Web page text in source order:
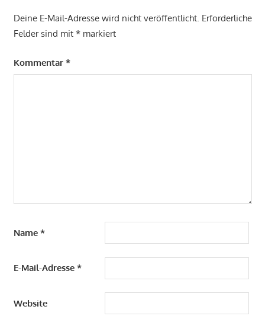
Deine E-Mail-Adresse wird nicht veröffentlicht. Erforderliche
Felder sind mit *markiert
Kommentar *
Name *
E-Mail-Adresse *
Website